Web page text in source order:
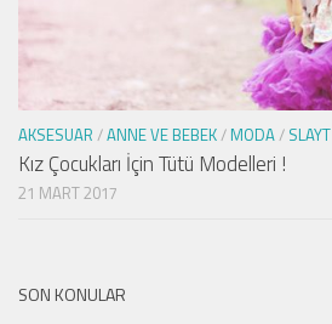
AKSESUAR /ANNE VE BEBEK/ MODA/ SLAYT
Kız Çocukları İçin Tütü Modelleri !
21 MART 2017
SON KONULAR